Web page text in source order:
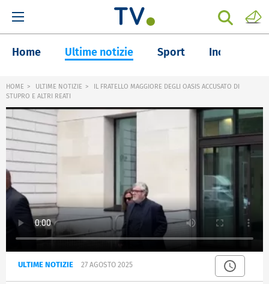
Home Ultime notizie Sport Inchieste
HOME ULTIME NOTIZIE
IL FRATELLO MAGGIORE DEGLI OASIS ACCUSATO DI
STUPRO E ALTRI REATI
ULTIME NOTIZIE 27 AGOSTO 2025